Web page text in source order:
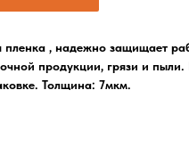
пленка , надежно защищает
продукции, грязи и
Толщина: 7мкм.